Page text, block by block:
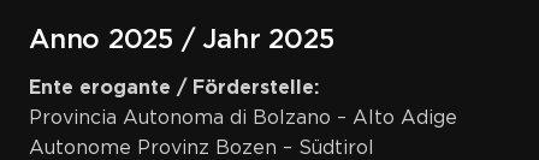
Anno 2025 / Jahr 2025
Ente erogante / Förderstelle:
Provincia Autonoma di Bolzano – Alto Adige
Autonome Provinz Bozen – Südtirol